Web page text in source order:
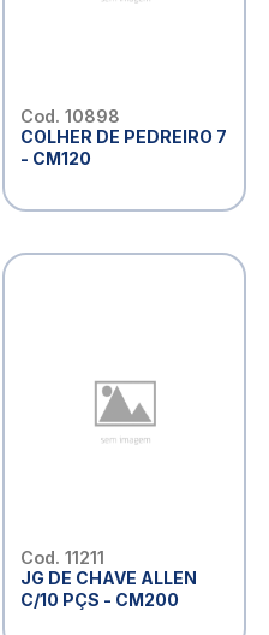
Cod. 10898
COLHER DE PEDREIRO 7
- CM120
Cod. 11211
JG DE CHAVE ALLEN
C/10 PÇS - CM200